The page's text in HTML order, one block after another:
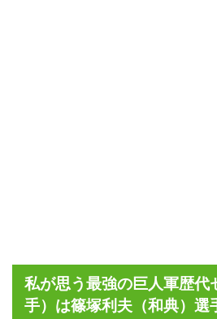
私が思う最強の巨人軍歴代
手）は篠塚利夫（和典）選